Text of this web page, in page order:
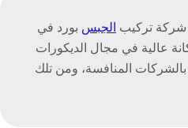
شركة تركيب الجبس بورد في
عالية في مجال الديكورات
المنافسة، ومن تلك